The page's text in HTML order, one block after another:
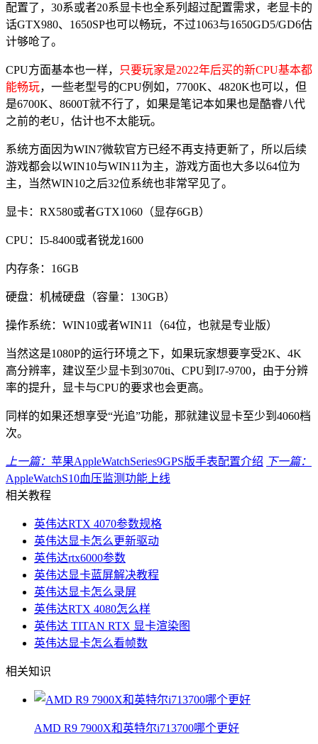
配置了，30系或者20系显卡也全系列超过配置需求，老显卡的
话GTX980、1650SP也可以畅玩，不过1063与1650GD5/GD6估
计够呛了。
CPU方面基本也一样，
只要玩家是2022年后买的新CPU基本都
能畅玩，一些老型号的CPU例如，7700K、4820K也可以，但
是6700K、8600T就不行了，如果是笔记本如果也是酷睿八代
之前的老U，估计也不太能玩。
系统方面因为WIN7微软官方已经不再支持更新了，所以后续
游戏都会以WIN10与WIN11为主，游戏方面也大多以64位为
主，当然WIN10之后32位系统也非常罕见了。
显卡：RX580或者GTX1060（显存6GB）
CPU：I5-8400或者锐龙1600
内存条：16GB
硬盘：机械硬盘（容量：130GB）
操作系统：WIN10或者WIN11（64位，也就是专业版）
当然这是1080P的运行环境之下，如果玩家想要享受2K、4K
高分辨率，建议至少显卡到3070ti、CPU到I7-9700，由于分辨
率的提升，显卡与CPU的要求也会更高。
同样的如果还想享受“光追”功能，那就建议显卡至少到4060档
次。
上一篇： 苹果AppleWatchSeries9GPS版手表配置介绍 下一篇：
AppleWatchS10血压监测功能上线
相关教程
英伟达RTX 4070参数规格
英伟达显卡怎么更新驱动
英伟达rtx6000参数
英伟达显卡蓝屏解决教程
英伟达显卡怎么录屏
英伟达RTX 4080怎么样
英伟达 TITAN RTX 显卡渲染图
英伟达显卡怎么看帧数
相关知识
AMD R9 7900X和英特尔i713700哪个更好